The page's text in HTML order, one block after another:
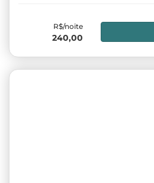
R$/noite
240,00